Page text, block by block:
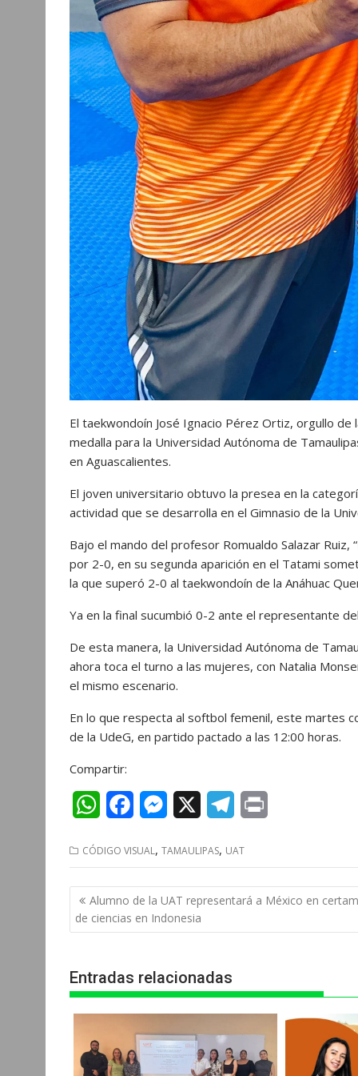
El taekwondoín José Ignacio Pérez Ortiz, orgullo
medalla para la Universidad Autónoma de
en Aguascalientes.
El joven universitario obtuvo la presea en la
actividad que se desarrolla en el Gimnasio de la
Bajo el mando del profesor Romualdo Salazar Ruiz,
por 2-0, en su segunda aparición en el Tatami
la que superó 2-0 al taekwondoín de la Anáhuac
Ya en la final sucumbió 0-2 ante el representante
De esta manera, la Universidad Autónoma de
ahora toca el turno a las mujeres, con Natalia
el mismo escenario.
En lo que respecta al softbol femenil, este martes
de la UdeG, en partido pactado a las 12:00 horas.
Compartir:
W
a
t
s
p
c
e
b
k
s
s
e
e
e
m
n
CÓDIGO VISUAL, TAMAULIPAS, UAT
Navegación
de
entradas
Alumno de la UAT representará a México en
de ciencias en Indonesia
Entradas relacionadas